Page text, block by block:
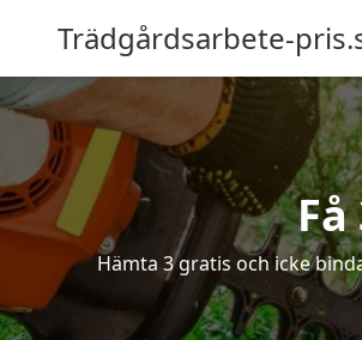
Trädgårdsarbete-
Hämta 3 gratis och icke